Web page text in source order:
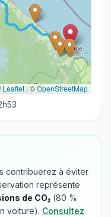
Leaflet | ©OpenStreetMap
contribuerez à éviter
représente
de CO₂ (80 %
voiture). Consultez